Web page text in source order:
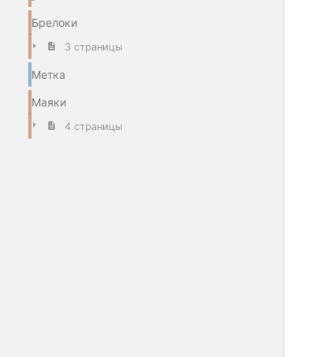
Брелоки
3 страницы
Метка
Маяки
4 страницы